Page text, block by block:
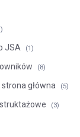
JSA (1)
(8)
strona główna (5)
(3)